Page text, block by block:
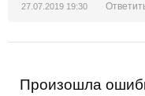
27.07.2019 19:30
Произошла